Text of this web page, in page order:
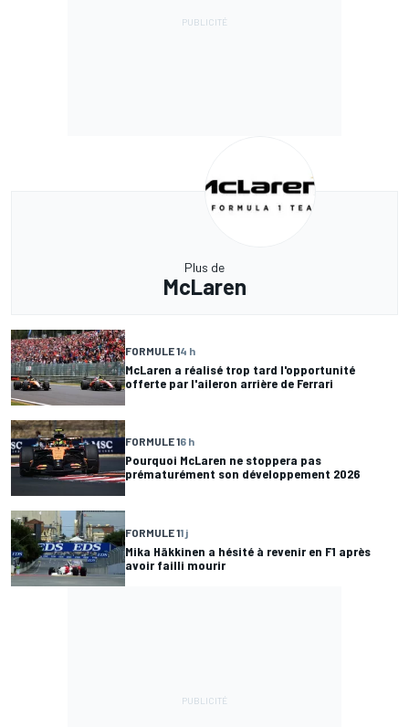
Plus de
McLaren
FORMULE 14 h
McLaren a réalisé trop tard l'opportunité
offerte par l'aileron arrière de Ferrari
FORMULE 16 h
Pourquoi McLaren ne stoppera pas
prématurément son développement 2026
FORMULE 11 j
Mika Häkkinen a hésité à revenir en F1 après
avoir failli mourir